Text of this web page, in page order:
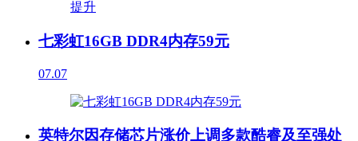
七彩虹16GB DDR4内存59元
07.07
英特尔因存储芯片涨价上调多款酷睿及至强处